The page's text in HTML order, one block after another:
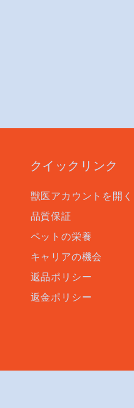
クイックリンク
獣医アカウントを開く
品質保証
ペットの栄養
キャリアの機会
返品ポリシー
返金ポリシー